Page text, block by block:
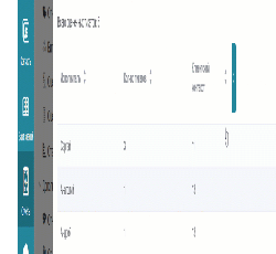
27 Копирование заявки
Цепочка статусов
Групповая распечатка
Копировать поля клиента
32 Массовое закрытие заявок
33 Подзаявки в Омни